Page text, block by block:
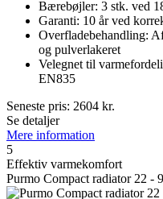
Bærebøjler: 3 stk. ved
Garanti: 10 år ved
Overfladebehandling:
og pulverlakeret
Velegnet til
EN835
Seneste pris: 2604 kr.
Se detaljer
Mere information
5
Effektiv varmekomfort
Purmo Compact radiator 22